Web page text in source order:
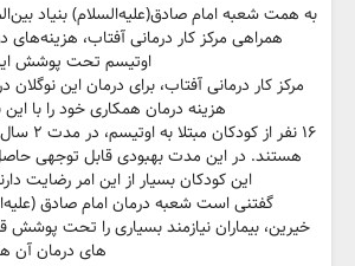
به همت شعبه امام صادق(علیه‌السلام) بنیاد
همراهی مرکز کار درمانی آفتاب،
اوتیسم تحت پوشش
مرکز کار درمانی آفتاب، برای درمان این
هزینه درمان همکاری خود را با
۱۶ نفر از
هستند. در این مدت بهبودی قابل توجهی
این کودکان بسیار از این امر رضایت
گفتنی است شعبه درمان امام صادق
خیرین، بیماران نیازمند بسیاری را تحت پوشش
های درمان آن